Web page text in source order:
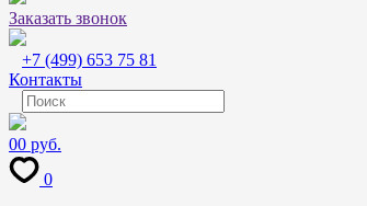
Заказать звонок
+7 (499) 653 75 81
Контакты
00 руб.
0